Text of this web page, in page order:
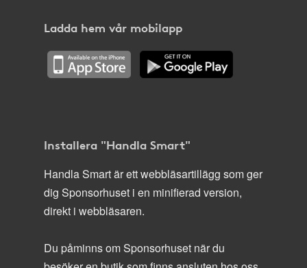
Ladda hem vår mobilapp
Installera "Handla Smart"
Handla Smart är ett webbläsartillägg som ger
dig Sponsorhuset i en minifierad version,
direkt i webbläsaren.
Du påminns om Sponsorhuset när du